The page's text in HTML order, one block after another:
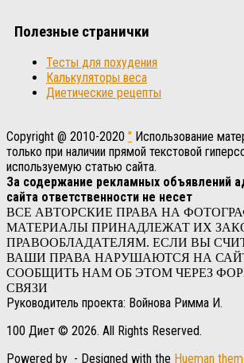
Полезные странички
Тесты для похудения
Калькуляторы веса
Диетические рецепты
Copyright @ 2010-2020 " Использование
только при наличии прямой текстовой
используемую статью сайта.
За содержание рекламных объявлений
сайта ответственности не несет
ВСЕ АВТОРСКИЕ ПРАВА НА
МАТЕРИАЛЫ ПРИНАДЛЕЖАТ ИХ
ПРАВООБЛАДАТЕЛЯМ. ЕСЛИ ВЫ
ВАШИ ПРАВА НАРУШАЮТСЯ НА
СООБЩИТЬ НАМ ОБ ЭТОМ ЧЕРЕЗ
СВЯЗИ
Руководитель проекта: Войнова Римма И.
100 Диет © 2026. All Rights Reserved.
Powered by - Designed with the Hueman